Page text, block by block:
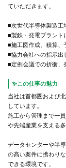
ていただきます。
■次世代半導体製造工
■製鉄・発電プラント
■施工図作成、積算、
■協力会社への指示出
■定例会議での折衝、
✨この仕事の魅力
当社は首都圏および
しています。
施工から管理まで一
や先端産業を支える
データセンターや半
の高い案件に携わり
できる環境です。